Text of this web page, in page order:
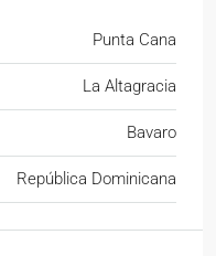
Punta Cana
La Altagracia
Bavaro
República Dominicana